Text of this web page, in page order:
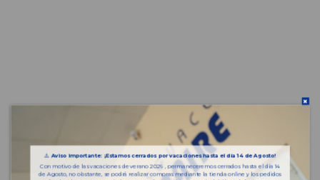
⚠️ Aviso importante: ¡Estamos cerrados por vacaciones hasta el día 14 de Agosto!
Con motivo de las vacaciones de verano 2026 , permaneceremos cerrados hasta el día 14
de Agosto, no obstante, se podrá realizar compras mediante la tienda online y los pedidos